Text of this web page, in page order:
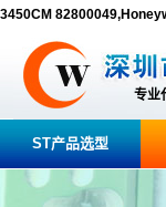
3450CM
专业
ST产品选型